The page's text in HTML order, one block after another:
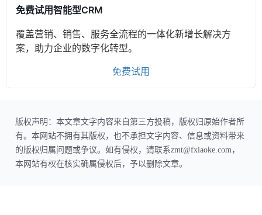
免费试用智能型CRM
覆盖营销、销售、服务全流程的一体化新增长解决方
案，助力企业的数字化转型。
免费试用
版权声明：本文章文字内容来自第三方投稿，版权归原始作者所
有。本网站不拥有其版权，也不承担文字内容、信息或资料带来
的版权归属问题或争议。如有侵权，请联系zmt@fxiaoke.com，
本网站有权在核实确属侵权后，予以删除文章。